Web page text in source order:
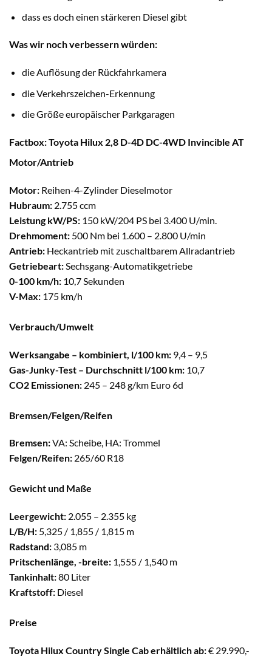
dass es doch einen stärkeren Diesel gibt
Was wir noch verbessern würden:
die Auflösung der Rückfahrkamera
die Verkehrszeichen-Erkennung
die Größe europäischer Parkgaragen
Factbox: Toyota Hilux 2,8 D-4D DC-4WD Invincible AT
Motor/Antrieb
Motor: Reihen-4-Zylinder Dieselmotor
Hubraum: 2.755 ccm
Leistung kW/PS: 150 kW/204 PS bei 3.400 U/min.
Drehmoment: 500 Nm bei 1.600 – 2.800 U/min
Antrieb: Heckantrieb mit zuschaltbarem Allradantrieb
Getriebeart:Sechsgang-Automatikgetriebe
0-100 km/h: 10,7 Sekunden
V-Max: 175 km/h
Verbrauch/Umwelt
Werksangabe – kombiniert, l/100 km: 9,4 – 9,5
Gas-Junky-Test – Durchschnitt l/100 km: 10,7
CO2 Emissionen: 245 – 248 g/km Euro 6d
Bremsen/Felgen/Reifen
Bremsen:VA: Scheibe, HA: Trommel
Felgen/Reifen: 265/60 R18
Gewicht und Maße
Leergewicht: 2.055 – 2.355 kg
L/B/H: 5,325 / 1,855 / 1,815 m
Radstand: 3,085 m
Pritschenlänge, -breite: 1,555 / 1,540 m
Tankinhalt:80 Liter
Kraftstoff: Diesel
Preise
Toyota Hilux Country Single Cab erhältlich ab:€ 29.990,-